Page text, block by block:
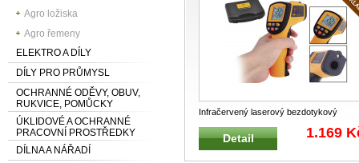
Agro ložiska
Agro řemeny
ELEKTRO A DÍLY
DÍLY PRO PRŮMYSL
OCHRANNÉ ODĚVY, OBUV,
RUKVICE, POMŮCKY
ÚKLIDOVÉ A OCHRANNÉ
PRACOVNÍ PROSTŘEDKY
DÍLNA A NÁŘADÍ
Infračervený laserový bezdotykový
teploměr Infračervený laserový t ...
Detail 1.169